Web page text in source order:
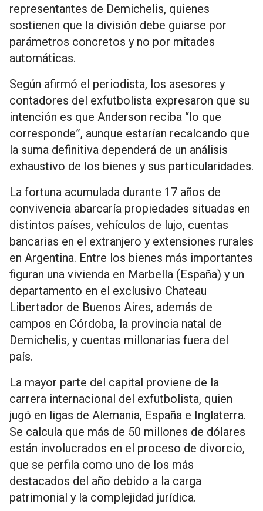
representantes de Demichelis, quienes
sostienen que la división debe guiarse por
parámetros concretos y no por mitades
automáticas.
Según afirmó el periodista, los asesores y
contadores del exfutbolista expresaron que su
intención es que Anderson reciba “lo que
corresponde”, aunque estarían recalcando que
la suma definitiva dependerá de un análisis
exhaustivo de los bienes y sus particularidades.
La fortuna acumulada durante 17 años de
convivencia abarcaría propiedades situadas en
distintos países, vehículos de lujo, cuentas
bancarias en el extranjero y extensiones rurales
en Argentina. Entre los bienes más importantes
figuran una vivienda en Marbella (España) y un
departamento en el exclusivo Chateau
Libertador de Buenos Aires, además de
campos en Córdoba, la provincia natal de
Demichelis, y cuentas millonarias fuera del
país.
La mayor parte del capital proviene de la
carrera internacional del exfutbolista, quien
jugó en ligas de Alemania, España e Inglaterra.
Se calcula que más de 50 millones de dólares
están involucrados en el proceso de divorcio,
que se perfila como uno de los más
destacados del año debido a la carga
patrimonial y la complejidad jurídica.